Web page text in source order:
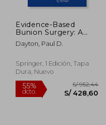
55% S/ 1.141,82
Evidence-Based
Bunion Surgery: A
Critical Examination
of Current and
and Techniques (en
Inglés)
Dayton, Paul D.
Springer, 1 Edición, Tapa
Dura, Nuevo